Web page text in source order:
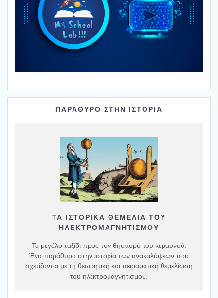
ΠΑΡΑΘΥΡΟ ΣΤΗΝ ΙΣΤΟΡΙΑ
ΤΑ ΙΣΤΟΡΙΚΆ ΘΕΜΈΛΙΑ ΤΟΥ
ΗΛΕΚΤΡΟΜΑΓΝΗΤΙΣΜΟΎ
Το μεγάλο ταξίδι προς τον θησαυρό του κεραυνού.
Ένα παράθυρο στην ιστορία των ανακαλύψεων που
σχετίζονται με τη θεωρητική και πειραματική θεμελίωση
του ηλεκτρομαγνητισμού.